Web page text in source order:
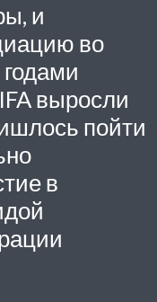
и
во
выросли
пойти
в